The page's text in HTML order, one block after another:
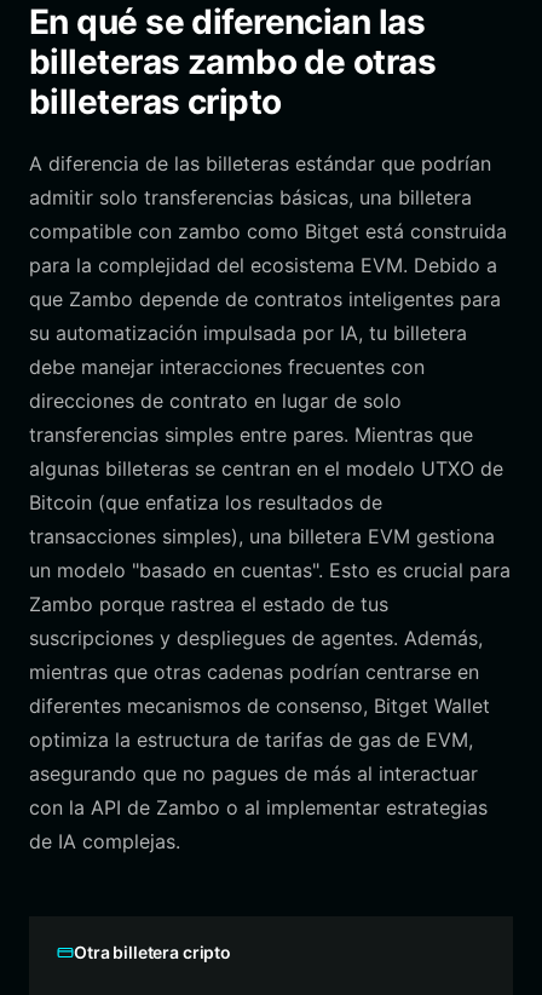
En qué se diferencian las
billeteras zambo de otras
billeteras cripto
A diferencia de las billeteras estándar que podrían
admitir solo transferencias básicas, una billetera
compatible con zambo como Bitget está construida
para la complejidad del ecosistema EVM. Debido a
que Zambo depende de contratos inteligentes para
su automatización impulsada por IA, tu billetera
debe manejar interacciones frecuentes con
direcciones de contrato en lugar de solo
transferencias simples entre pares. Mientras que
algunas billeteras se centran en el modelo UTXO de
Bitcoin (que enfatiza los resultados de
transacciones simples), una billetera EVM gestiona
un modelo "basado en cuentas". Esto es crucial para
Zambo porque rastrea el estado de tus
suscripciones y despliegues de agentes. Además,
mientras que otras cadenas podrían centrarse en
diferentes mecanismos de consenso, Bitget Wallet
optimiza la estructura de tarifas de gas de EVM,
asegurando que no pagues de más al interactuar
con la API de Zambo o al implementar estrategias
de IA complejas.
Otra billetera cripto